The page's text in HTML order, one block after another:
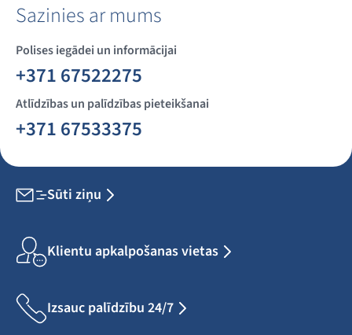
Sazinies ar mums
Polises iegādei un informācijai
+371 67522275
Atlīdzības un palīdzības pieteikšanai
+371 67533375
Sūti ziņu
Klientu apkalpošanas vietas
Izsauc palīdzību 24/7